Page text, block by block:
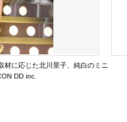
材に応じた北川景子、純白のミニ
DD inc.